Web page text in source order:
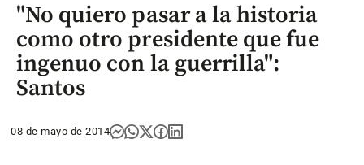
"No quiero pasar a la historia
como otro presidente que fue
ingenuo con la guerrilla":
Santos
08 de mayo de 2014